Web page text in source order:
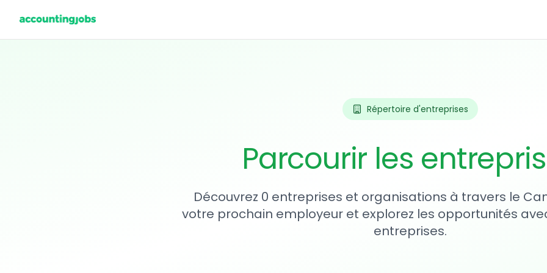
Répertoire d'entreprises
Parcourir les
Découvrez 0 entreprises et organisations à travers le
votre prochain employeur et explorez les opportunités
entreprises.